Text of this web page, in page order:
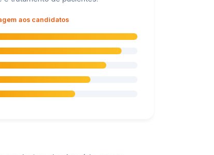
aos candidatos